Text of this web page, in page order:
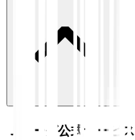
Ｊリーグ公式サービス